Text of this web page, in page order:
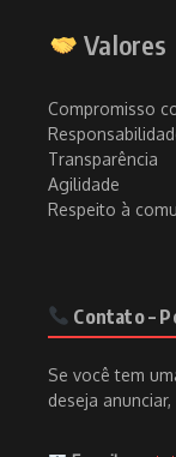
Valores
Compromisso
Transparência
Agilidade
Respeito à
Contato –
Se você tem
deseja